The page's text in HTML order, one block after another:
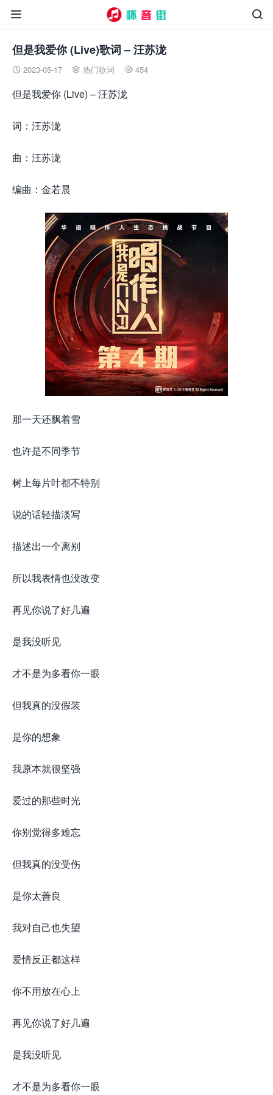


但是我爱你 (Live)歌词 – 汪苏泷
 2023-05-17  热门歌词  454
但是我爱你 (Live) – 汪苏泷
词：汪苏泷
曲：汪苏泷
编曲：金若晨
那一天还飘着雪
也许是不同季节
树上每片叶都不特别
说的话轻描淡写
描述出一个离别
所以我表情也没改变
再见你说了好几遍
是我没听见
才不是为多看你一眼
但我真的没假装
是你的想象
我原本就很坚强
爱过的那些时光
你别觉得多难忘
但我真的没受伤
是你太善良
我对自己也失望
爱情反正都这样
你不用放在心上
再见你说了好几遍
是我没听见
才不是为多看你一眼